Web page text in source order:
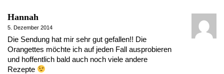
Hannah
5. Dezember 2014
Die Sendung hat mir sehr gut gefallen!! Die
Orangettes möchte ich auf jeden Fall ausprobieren
und hoffentlich bald auch noch viele andere
Rezepte